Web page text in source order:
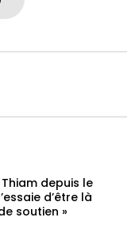
depuis le
d’être là
soutien »